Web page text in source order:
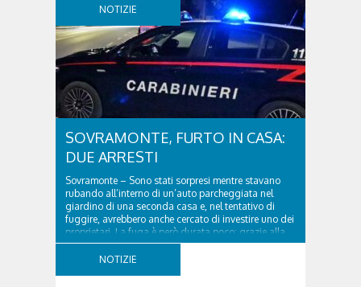
NOTIZIE
SOVRAMONTE, FURTO IN CASA:
DUE ARRESTI
Sovramonte – Sono stati sorpresi mentre stavano
rubando all’interno di un’auto parcheggiata nel
giardino di una seconda casa e, nel tentativo di
fuggire, avrebbero anche cercato di investire uno dei
proprietari. La fuga è però durata poco: grazie alla
tempestiva chiamata al 112 e all’intervento...
NOTIZIE